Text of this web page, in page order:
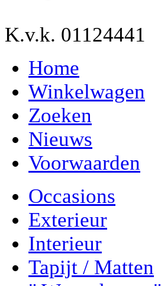
K.v.k. 01124441
Home
Winkelwagen
Zoeken
Nieuws
Voorwaarden
Occasions
Exterieur
Interieur
Tapijt / Matten